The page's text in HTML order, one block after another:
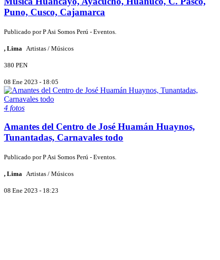
Puno, Cusco, Cajamarca
Publicado porP Asi Somos Perú - Eventos.
, Lima Artistas / Músicos
380 PEN
08 Ene 2023 - 18:05
4 fotos
Amantes del Centro de José Huamán Huaynos,
Tunantadas, Carnavales todo
Publicado porP Asi Somos Perú - Eventos.
, Lima Artistas / Músicos
08 Ene 2023 - 18:23